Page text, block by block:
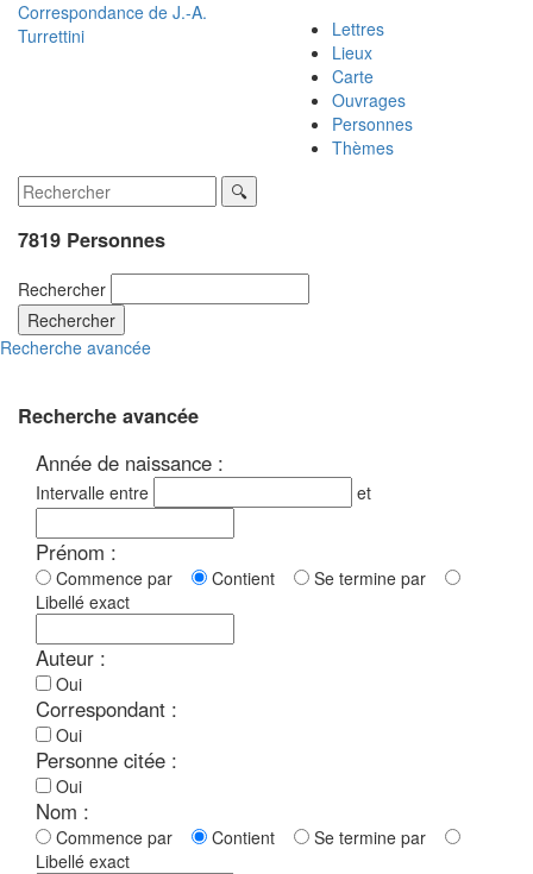
Correspondance de J.-A.
Turrettini
Lettres
Lieux
Carte
Ouvrages
Personnes
Thèmes
7819 Personnes
Rechercher
Rechercher
Recherche avancée
Recherche avancée
Année de naissance :
Intervalle entre et
Prénom :
Commence par Contient
Se termine par
Libellé exact
Auteur :
Oui
Correspondant :
Oui
Personne citée :
Oui
Nom :
Commence par Contient
Se termine par
Libellé exact